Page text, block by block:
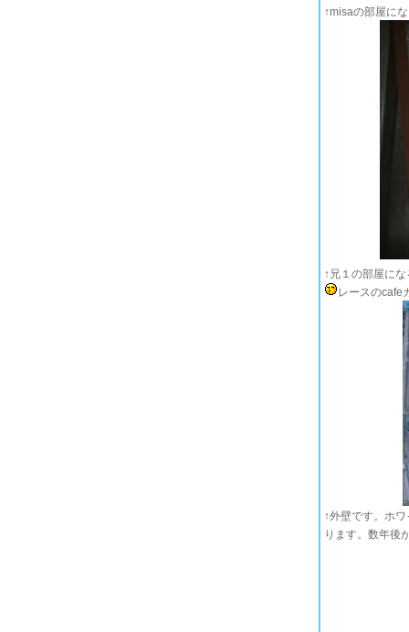
↑misaの部屋に
↑兄１の部屋に
レースのcafe
↑外壁です。ホ
ります。数年後